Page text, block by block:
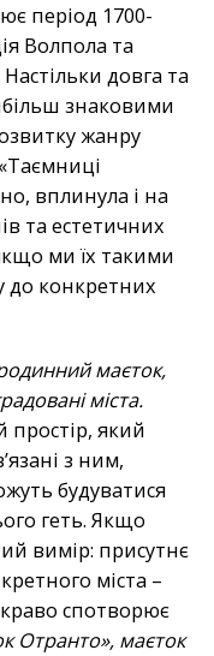
період 1700-
Волпола та
довга та
знаковими
жанру
вплинула і на
та естетичних
ми їх такими
до конкретних
маєток,
міста.
який
з ним,
будуватися
геть. Якщо
вимір: присутнє
міста –
спотворює
Отранто», маєток